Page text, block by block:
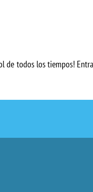
de todos los tiempos!